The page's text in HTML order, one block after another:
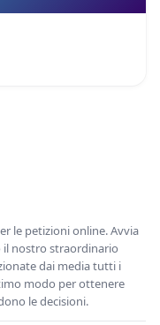
le petizioni online. Avvia
il nostro straordinario
dai media tutti i
modo per ottenere
le decisioni.